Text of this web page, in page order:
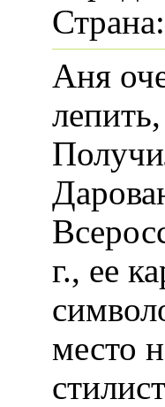
Страна:
Аня
г., ее
место